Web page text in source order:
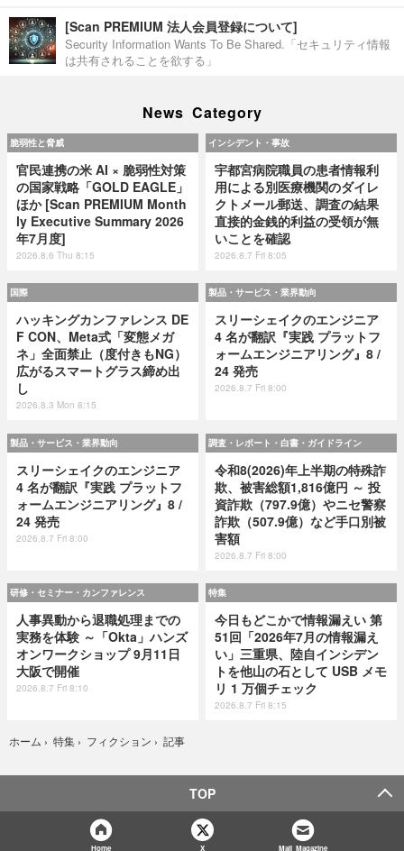
[Scan PREMIUM 法人会員登録について]
Security Information Wants To Be Shared.「セキュリティ情報
は共有されることを欲する」
News Category
脆弱性と脅威
官民連携の米 AI × 脆弱性対策
の国家戦略「GOLD EAGLE」
ほか [Scan PREMIUM Month
ly Executive Summary 2026
年7月度]
2026.8.6 Thu 8:15
インシデント・事故
宇都宮病院職員の患者情報利
用による別医療機関のダイレ
クトメール郵送、調査の結果
直接的金銭的利益の受領が無
いことを確認
2026.8.7 Fri 8:05
国際
ハッキングカンファレンス DE
F CON、Meta式「変態メガ
ネ」全面禁止（度付きもNG）
広がるスマートグラス締め出
し
2026.8.3 Mon 8:15
製品・サービス・業界動向
スリーシェイクのエンジニア
4 名が翻訳『実践 プラットフ
ォームエンジニアリング』8 /
24 発売
2026.8.7 Fri 8:00
製品・サービス・業界動向
スリーシェイクのエンジニア
4 名が翻訳『実践 プラットフ
ォームエンジニアリング』8 /
24 発売
2026.8.7 Fri 8:00
調査・レポート・白書・ガイドライン
令和8(2026)年上半期の特殊詐
欺、被害総額1,816億円 ～ 投
資詐欺（797.9億）やニセ警察
詐欺（507.9億）など手口別被
害額
2026.8.7 Fri 8:00
研修・セミナー・カンファレンス
人事異動から退職処理までの
実務を体験 ～「Okta」ハンズ
オンワークショップ 9月11日
大阪で開催
2026.8.7 Fri 8:10
特集
今日もどこかで情報漏えい 第
51回「2026年7月の情報漏え
い」三重県、陸自インシデン
トを他山の石として USB メモ
リ 1 万個チェック
2026.8.7 Fri 8:15
ホーム › 特集 › フィクション › 記事
TOP
Home X Mail Magazine